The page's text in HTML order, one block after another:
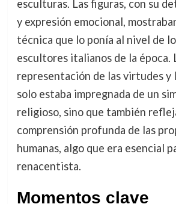
esculturas. Las figuras, con su
y expresión emocional,
técnica que lo ponía al nivel de
escultores italianos de la época.
representación de las virtudes y
solo estaba impregnada de un
religioso, sino que también
comprensión profunda de las
humanas, algo que era esencial
renacentista.
Momentos clave